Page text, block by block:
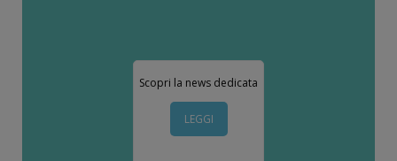
Scopri la news dedicata
LEGGI